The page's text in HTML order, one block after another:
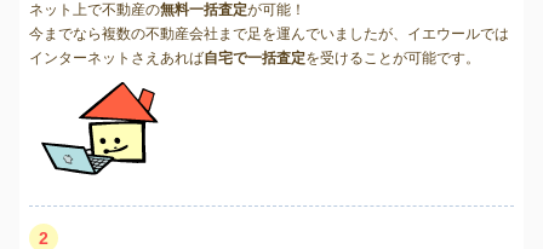
ネット上で不動産の無料一括査定が可能！
今までなら複数の不動産会社まで足を運んでいましたが、イエウールでは
インターネットさえあれば自宅で一括査定を受けることが可能です。
2